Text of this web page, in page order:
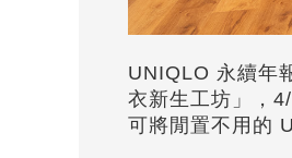
UNIQLO 永續年
衣新生工坊」，
可將閒置不用的